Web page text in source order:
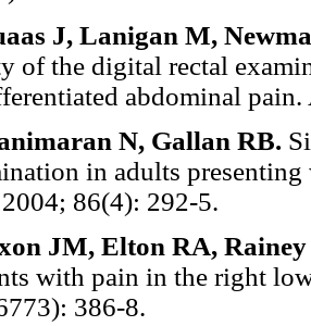
J, Lanigan M,
of the digital rectal
abdominal
N, Gallan RB.
in adults
86(4): 292-5.
JM, Elton RA,
with pain in the right
386-8.